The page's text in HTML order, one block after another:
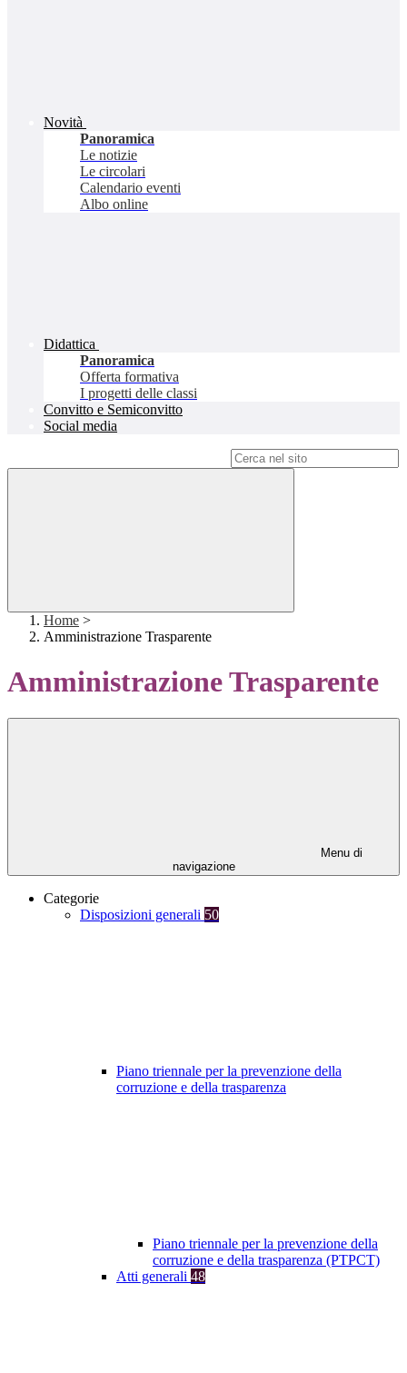
Novità
Panoramica
Le notizie
Le circolari
Calendario eventi
Albo online
Didattica
Panoramica
Offerta formativa
I progetti delle classi
Convitto e Semiconvitto
Social media
Home >
Amministrazione Trasparente
Amministrazione Trasparente
Menu di
navigazione
Categorie
Disposizioni generali 50
Piano triennale per la prevenzione della
corruzione e della trasparenza
Piano triennale per la prevenzione della
corruzione e della trasparenza (PTPCT)
Atti generali 48